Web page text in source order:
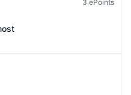
3 ePoints